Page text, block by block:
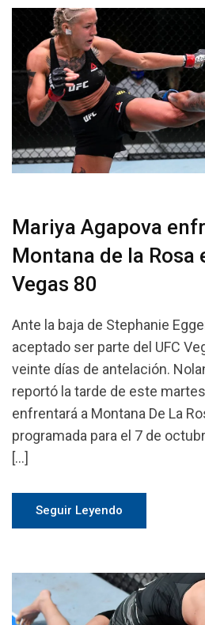
Mariya Agapova
Montana de la Rosa
Vegas 80
Ante la baja de Stephanie
aceptado ser parte del UFC
veinte días de antelación.
reportó la tarde de este
enfrentará a Montana De La
programada para el 7 de
[…]
Seguir Leyendo